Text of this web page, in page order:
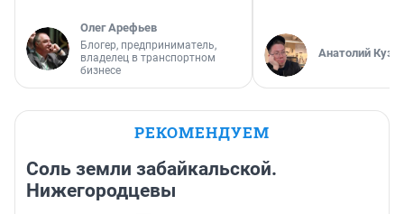
Олег Арефьев
Блогер, предприниматель,
владелец в транспортном
бизнесе
Анатолий
РЕКОМЕНДУЕМ
Соль земли забайкальской.
Нижегородцевы